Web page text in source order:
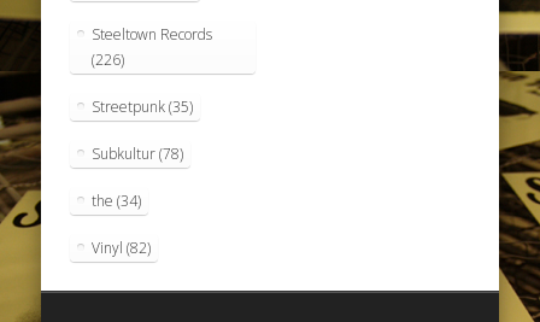
Steeltown Records
(226)
Streetpunk(35)
Subkultur(78)
the (34)
Vinyl (82)